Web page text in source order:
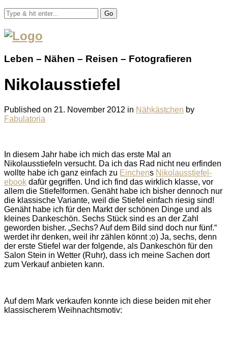
Go
Leben – Nähen – Reisen – Fotografieren
Nikolausstiefel
Published on 21. November 2012 in Nähkästchen by
Fabulatoria
In diesem Jahr habe ich mich das erste Mal an
Nikolausstiefeln versucht. Da ich das Rad nicht neu erfinden
wollte habe ich ganz einfach zu Einchens Nikolausstiefel-
ebook dafür gegriffen. Und ich find das wirklich klasse, vor
allem die Stiefelformen. Genäht habe ich bisher dennoch nur
die klassische Variante, weil die Stiefel einfach riesig sind!
Genäht habe ich für den Markt der schönen Dinge und als
kleines Dankeschön. Sechs Stück sind es an der Zahl
geworden bisher. „Sechs? Auf dem Bild sind doch nur fünf.“
werdet ihr denken, weil ihr zählen könnt ;o) Ja, sechs, denn
der erste Stiefel war der folgende, als Dankeschön für den
Salon Stein in Wetter (Ruhr), dass ich meine Sachen dort
zum Verkauf anbieten kann.
Auf dem Mark verkaufen konnte ich diese beiden mit eher
klassischerem Weihnachtsmotiv: